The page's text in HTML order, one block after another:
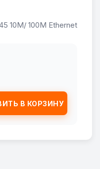
10M/ 100M Ethernet
В КОРЗИНУ